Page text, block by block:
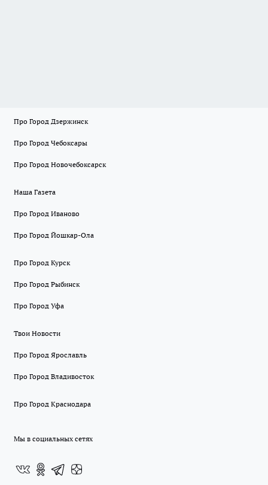
Про Город Дзержинск
Про Город Чебоксары
Про Город Новочебоксарск
Наша Газета
Про Город Иваново
Про Город Йошкар-Ола
Про Город Курск
Про Город Рыбинск
Про Город Уфа
Твои Новости
Про Город Ярославль
Про Город Владивосток
Про Город Краснодара
Мы в социальных сетях